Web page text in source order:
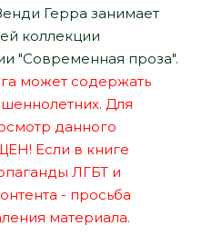
Герра занимает
коллекции
"Современная проза".
может содержать
Для
данного
Если в книге
ЛГБТ и
- просьба
материала.